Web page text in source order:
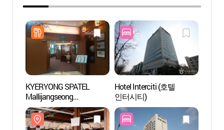
KYERYONG SPATEL
Mallijangseong
(계룡스파텔 만리장성)
Hotel Interciti (호텔
인터시티)